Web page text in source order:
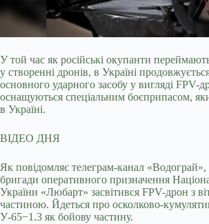
У той час як російські окупанти
у створенні дронів, в Україні
основного ударного засобу у вигляді FPV-
оснащуються спеціальним боєприпасом,
в Україні.
ВІДЕО ДНЯ
Як повідомляє телеграм-канал «Водограй»,
бригади оперативного призначення
України «Любарт» засвітився FPV-дрон з
частиною. Йдеться про осколково-
У-65−1.3 як бойову частину.